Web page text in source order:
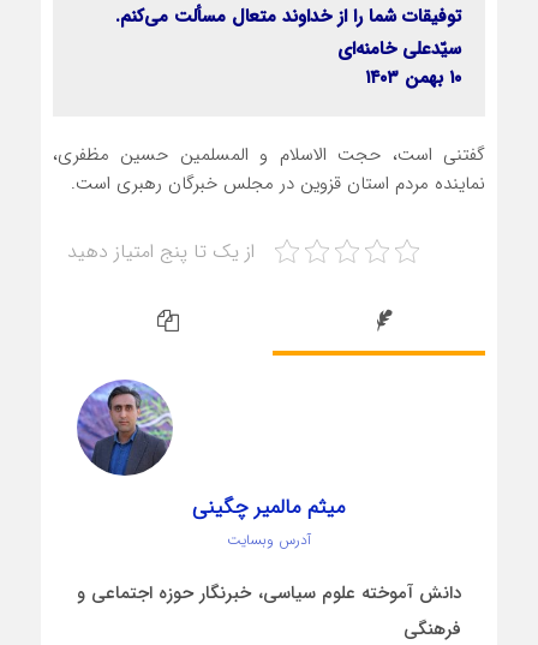
توفیقات شما را از خداوند متعال مسألت می‌کنم.
سیّدعلی خامنه‌ای
۱۰ بهمن ۱۴۰۳
گفتنی است، حجت الاسلام و المسلمین حسین مظفری،
نماینده مردم استان قزوین در مجلس خبرگان رهبری است.
از یک تا پنج امتیاز دهید
میثم مالمیر چگینی
آدرس وبسایت
دانش آموخته علوم سیاسی، خبرنگار حوزه اجتماعی و
فرهنگی